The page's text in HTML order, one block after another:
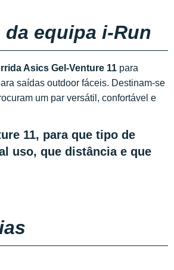
equipa i-Run
Asics Gel-Venture 11 para
saídas outdoor fáceis. Destinam-se
um par versátil, confortável e
11, para que tipo de
uso, que distância e que